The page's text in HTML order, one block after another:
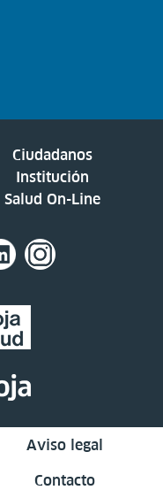
Ciudadanos
Institución
Salud On-Line
Aviso legal
Contacto